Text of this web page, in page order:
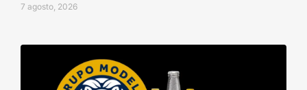
7 agosto, 2026